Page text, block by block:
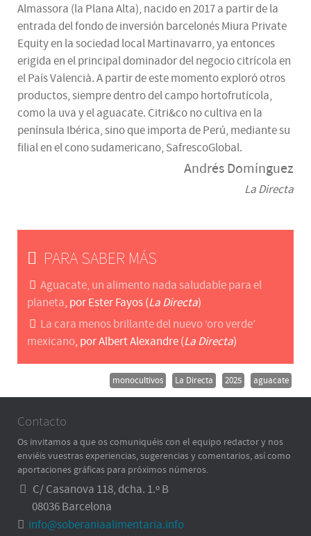
Almassora (la Plana Alta), nacido en 2017 a partir de la
entrada del fondo de inversión barcelonés Miura Private
Equity en la sociedad local Martinavarro, ya entonces
erigida en el principal dominador del negocio citrícola en
el País Valencià. A partir de este momento exploró otros
productos, siempre dentro del campo hortofrutícola,
como la uva y el aguacate. Citri&co no cultiva en la
península Ibérica, sino que importa de Perú, mediante su
filial en el cono sudamericano, SafrescoGlobal.
Andrés Domínguez
La Directa
PARA SABER MÁS
Aguacate, un alimento nada saludable para el
planeta, por Ester Fayos (La Directa)
La cara menos brillante del nuevo ‘oro verde’
mexicano, por Albert Alexandre (La Directa)
monocultivos La Directa 2025 aguacate
Contacto
Os invitamos a que os comuniquéis con el equipo redactor y nos
enviéis vuestras experiencias, sugerencias y comentarios, así como
aportaciones gráficas para próximos números.
C/ Casanova 118, dcha. 1.º B
08036 Barcelona
info@soberaniaalimentaria.info